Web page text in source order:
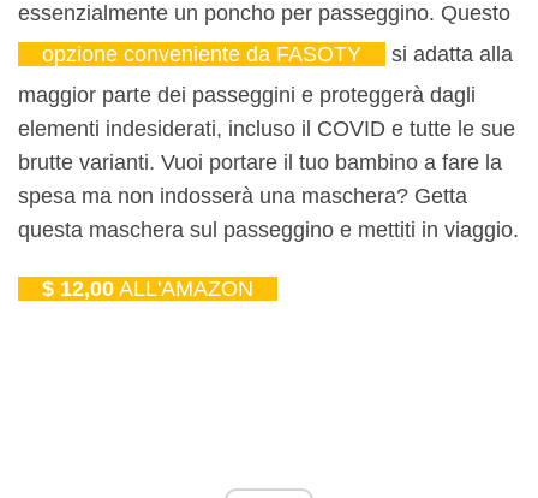
essenzialmente un poncho per passeggino. Questo
opzione conveniente da FASOTY
si adatta alla
maggior parte dei passeggini e proteggerà dagli
elementi indesiderati, incluso il COVID e tutte le sue
brutte varianti. Vuoi portare il tuo bambino a fare la
spesa ma non indosserà una maschera? Getta
questa maschera sul passeggino e mettiti in viaggio.
$ 12,00 ALL'AMAZON